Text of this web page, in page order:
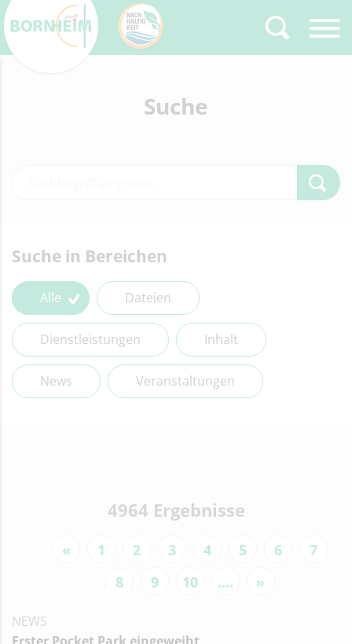
Type 2 or more
characters for results.
Suche
Suche in Bereichen
Alle Dateien
Dienstleistungen Inhalt
News Veranstaltungen
4964 Ergebnisse
« 1 2 3 4 5 6
7
8
9 10 .... »
NEWS